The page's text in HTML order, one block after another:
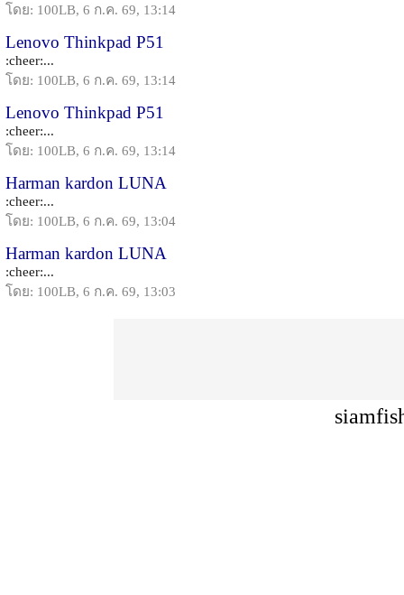
โดย: 100LB, 6 ก.ค. 69, 13:14
Lenovo Thinkpad P51
:cheer:...
โดย: 100LB, 6 ก.ค. 69, 13:14
Lenovo Thinkpad P51
:cheer:...
โดย: 100LB, 6 ก.ค. 69, 13:14
Harman kardon LUNA
:cheer:...
โดย: 100LB, 6 ก.ค. 69, 13:04
Harman kardon LUNA
:cheer:...
โดย: 100LB, 6 ก.ค. 69, 13:03